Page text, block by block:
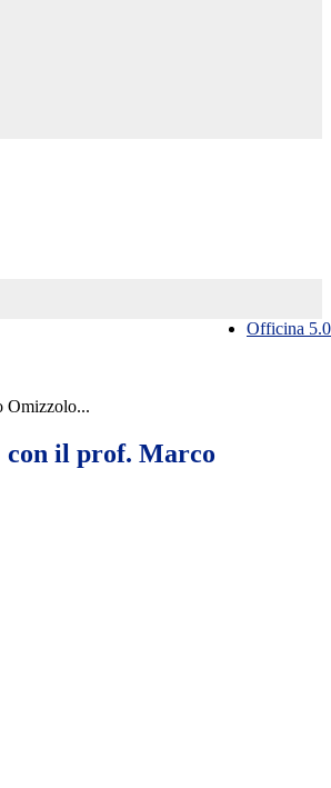
Officina 5.0
Omizzolo...
il prof. Marco